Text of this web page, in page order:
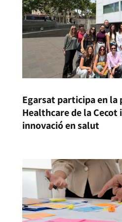
Egarsat participa en la
Healthcare de la Cecot
innovació en salut